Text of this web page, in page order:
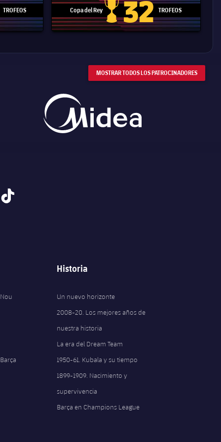
de Clubes
TROFEOS Copa del Rey
Copa del Rey
32 TROFEOS
MOSTRAR TODOS LOS PATROCINADORES
tiktok
Historia
Un nuevo horizonte
2008-20. Los mejores años de
nuestra historia
La era del Dream Team
1950-61. Kubala y su tiempo
1899-1909. Nacimiento y
supervivencia
Barça en Champions League